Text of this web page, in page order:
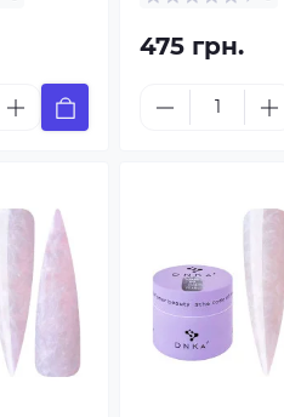
475 грн.